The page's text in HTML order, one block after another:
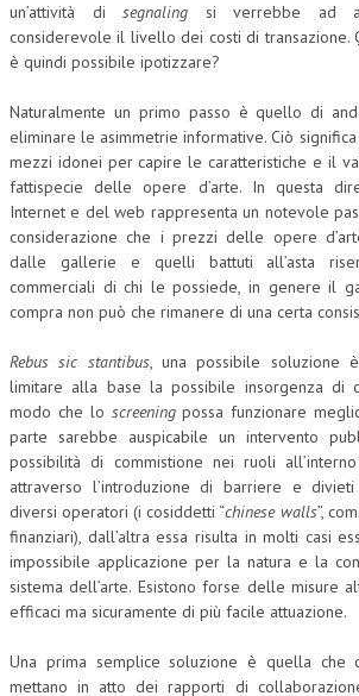
un’attività di segnaling si verrebbe ad
considerevole il livello dei costi di transazione.
è quindi possibile ipotizzare?
Naturalmente un primo passo è quello di
eliminare le asimmetrie informative. Ciò
mezzi idonei per capire le caratteristiche e il
fattispecie delle opere d’arte. In questa
Internet e del web rappresenta un notevole
considerazione che i prezzi delle opere
dalle gallerie e quelli battuti all’asta
commerciali di chi le possiede, in genere il
compra non può che rimanere di una certa
Rebus sic stantibus, una possibile soluzione
limitare alla base la possibile insorgenza di
modo che lo screeningpossa funzionare
parte sarebbe auspicabile un intervento
possibilità di commistione nei ruoli
attraverso l’introduzione di barriere e
diversi operatori (i cosiddetti “chinese walls”,
finanziari), dall’altra essa risulta in molti casi
impossibile applicazione per la natura e la
sistema dell’arte. Esistono forse delle misure
efficaci ma sicuramente di più facile attuazione.
Una prima semplice soluzione è quella che
mettano in atto dei rapporti di